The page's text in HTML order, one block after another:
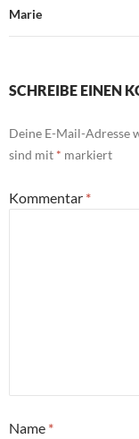
Marie
SCHREIBE EINEN
Deine E-Mail-
sind mit * markiert
Kommentar *
Name *